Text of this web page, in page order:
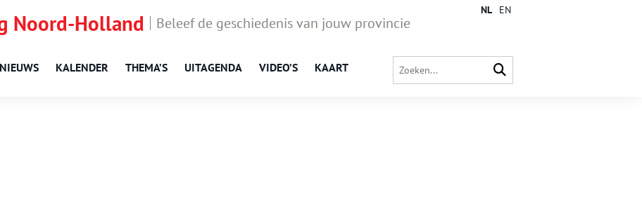
Noord-Holland Beleef de geschiedenis van jouw provincie
NIEUWS KALENDER THEMA’S UITAGENDA VIDEO’S KAART
NL EN